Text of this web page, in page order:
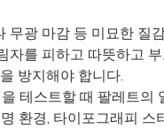
광 마감 등 미묘한 질
자를 피하고 따뜻하고
방지해야 합니다.
테스트할 때 팔레트의
환경, 타이포그래피 스